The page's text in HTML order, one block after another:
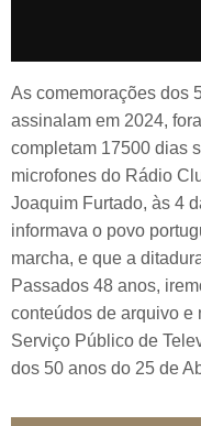
As comemorações dos
assinalam em 2024,
completam 17500 dias
microfones do Rádio
Joaquim Furtado, às 4
informava o povo
marcha, e que a
Passados 48 anos,
conteúdos de arquivo e
Serviço Público de
dos 50 anos do 25 de